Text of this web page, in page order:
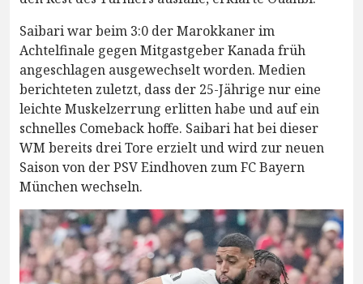
Saibari war beim 3:0 der Marokkaner im
Achtelfinale gegen Mitgastgeber Kanada früh
angeschlagen ausgewechselt worden. Medien
berichteten zuletzt, dass der 25-Jährige nur eine
leichte Muskelzerrung erlitten habe und auf ein
schnelles Comeback hoffe. Saibari hat bei dieser
WM bereits drei Tore erzielt und wird zur neuen
Saison von der PSV Eindhoven zum FC Bayern
München wechseln.